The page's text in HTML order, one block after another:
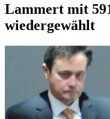
Lammert mit
wiedergewählt